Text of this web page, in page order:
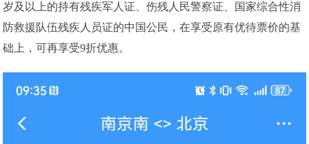
岁及以上的持有残疾军人证、伤残人民警察证、国家综合性消
防救援队伍残疾人员证的中国公民，在享受原有优待票价的基
础上，可再享受9折优惠。